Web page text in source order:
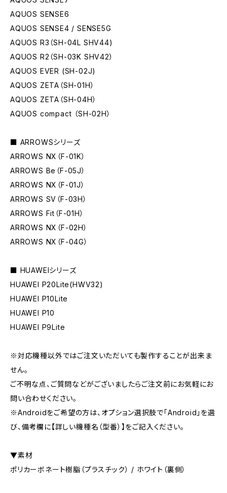
AQUOS SENSE6
AQUOS SENSE4 / SENSE5G
AQUOS R3（SH-04L SHV44)
AQUOS R2（SH-03K SHV42）
AQUOS EVER (SH-02J)
AQUOS ZETA（SH-01H）
AQUOS ZETA（SH-04H）
AQUOS compact （SH-02H）
■ ARROWSシリーズ
ARROWS NX（F-01K）
ARROWS Be（F-05J）
ARROWS NX（F-01J）
ARROWS SV（F-03H）
ARROWS Fit（F-01H）
ARROWS NX（F-02H）
ARROWS NX（F-04G）
■ HUAWEIシリーズ
HUAWEI P20Lite(HWV32)
HUAWEI P10Lite
HUAWEI P10
HUAWEI P9Lite
※対応機種以外ではご注文いただいても製作することが出来ま
せん。
ご不明な点、ご質問などがございましたらご注文前にお気軽にお
問い合わせください。
※Androidをご希望の方は、オプション選択肢で「Android」を選
び、備考欄に【詳しい機種名（型番）】をご記入ください。
▼素材
ポリカーボネート樹脂（プラスチック） / ホワイト（裏側）